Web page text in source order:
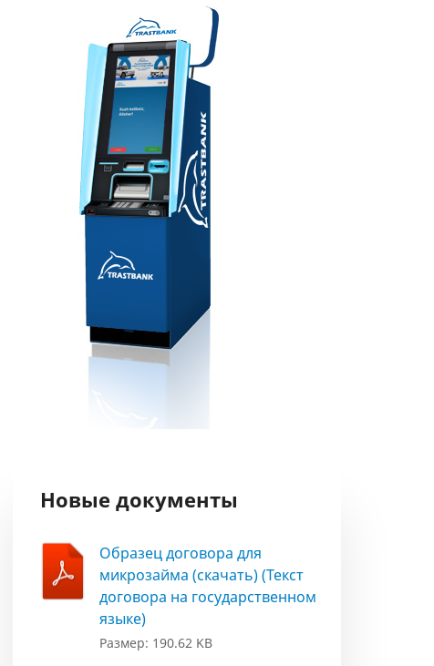
Новые документы
Образец договора для
микрозайма (скачать) (Текст
договора на государственном
языке)
Размер: 190.62 KB